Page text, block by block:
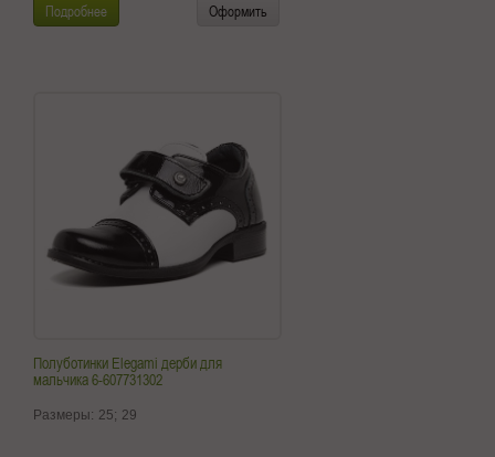
Подробнее Оформить
Полуботинки Elegami дерби для
мальчика 6-607731302
Размеры: 25; 29